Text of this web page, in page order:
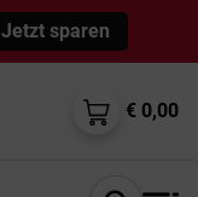
Jetzt sparen
€ 0,00